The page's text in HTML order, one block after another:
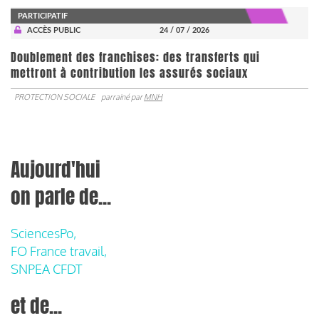
PARTICIPATIF
ACCÈS PUBLIC
24 / 07 / 2026
Doublement des franchises: des transferts qui
mettront à contribution les assurés sociaux
PROTECTION SOCIALE parrainé parMNH
Aujourd'hui
on parle de...
SciencesPo,
FO France travail,
SNPEA CFDT
et de...